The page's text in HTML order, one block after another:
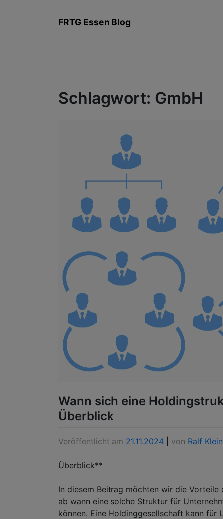
FRTG Essen Blog
Schlagwort: GmbH
Wann sich eine
Überblick
Veröffentlicht am 21.11.2024 von Ralf Klein
Überblick**
In diesem Beitrag möchten wir die
ab wann eine solche Struktur für
können. Eine Holdinggesellschaft kann für